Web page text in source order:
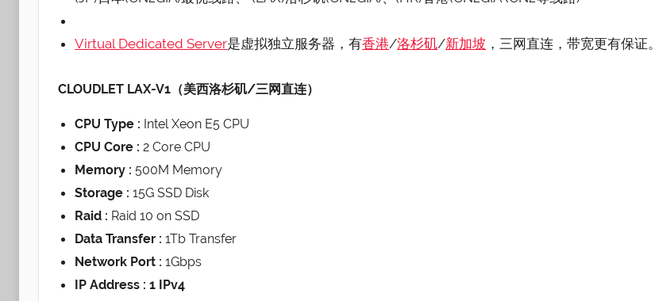
Virtual Dedicated Server是虚拟独立服务器，有香港/洛杉矶/新加坡 ，三网直连，带宽更有保证。
CLOUDLET LAX-V1（美西洛杉矶/三网直连）
CPU Type : Intel Xeon E5 CPU
CPU Core : 2 Core CPU
Memory : 500M Memory
Storage : 15G SSD Disk
Raid : Raid 10 on SSD
Data Transfer : 1Tb Transfer
Network Port : 1Gbps
IP Address : 1 IPv4